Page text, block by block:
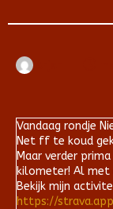
Vandaag rondje
Net ff te koud
Maar verder
kilometer! Al met
Bekijk mijn
https://